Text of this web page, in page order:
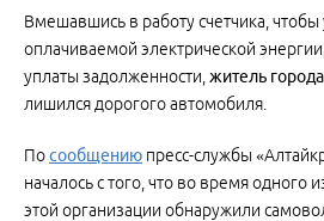
Вмешавшись в работу счетчика,
оплачиваемой электрической
уплаты задолженности, житель
лишился дорогого автомобиля.
Посообщению пресс-службы
началось с того, что во время одного
этой организации обнаружили